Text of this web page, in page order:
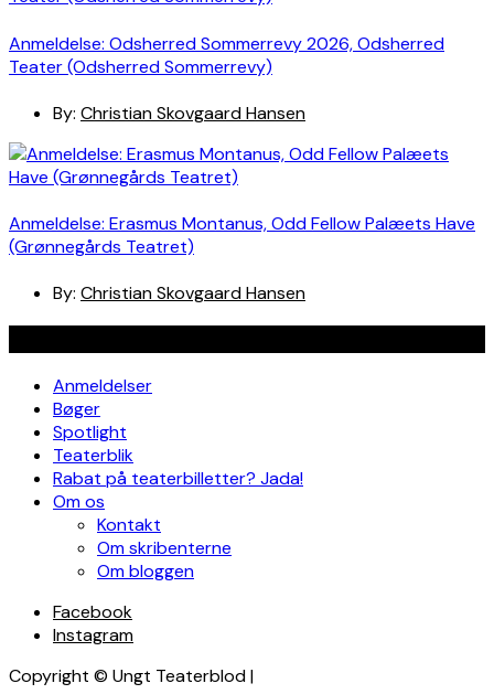
Anmeldelse: Odsherred Sommerrevy 2026, Odsherred
Teater (Odsherred Sommerrevy)
By: Christian Skovgaard Hansen
Anmeldelse: Erasmus Montanus, Odd Fellow Palæets Have
(Grønnegårds Teatret)
By: Christian Skovgaard Hansen
Anmeldelser
Bøger
Spotlight
Teaterblik
Rabat på teaterbilletter? Jada!
Om os
Kontakt
Om skribenterne
Om bloggen
Facebook
Instagram
Copyright © Ungt Teaterblod |